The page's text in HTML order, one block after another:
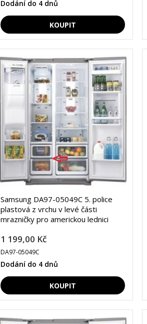
Dodání do 4 dnů
Samsung DA97-05049C 5. police
plastová z vrchu v levé části
mrazničky pro americkou lednici
1 199,00 Kč
DA97-05049C
Dodání do 4 dnů